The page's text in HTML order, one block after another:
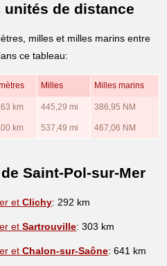
de distance
milles et milles marins entre
ce tableau:
Milles Milles marins
km 445,29 mi 386,95 NM
km 537,49 mi 467,06 NM
Saint-Pol-sur-Mer
etClichy: 292 km
etSartrouville: 303 km
etChalon-sur-Saône: 641 km